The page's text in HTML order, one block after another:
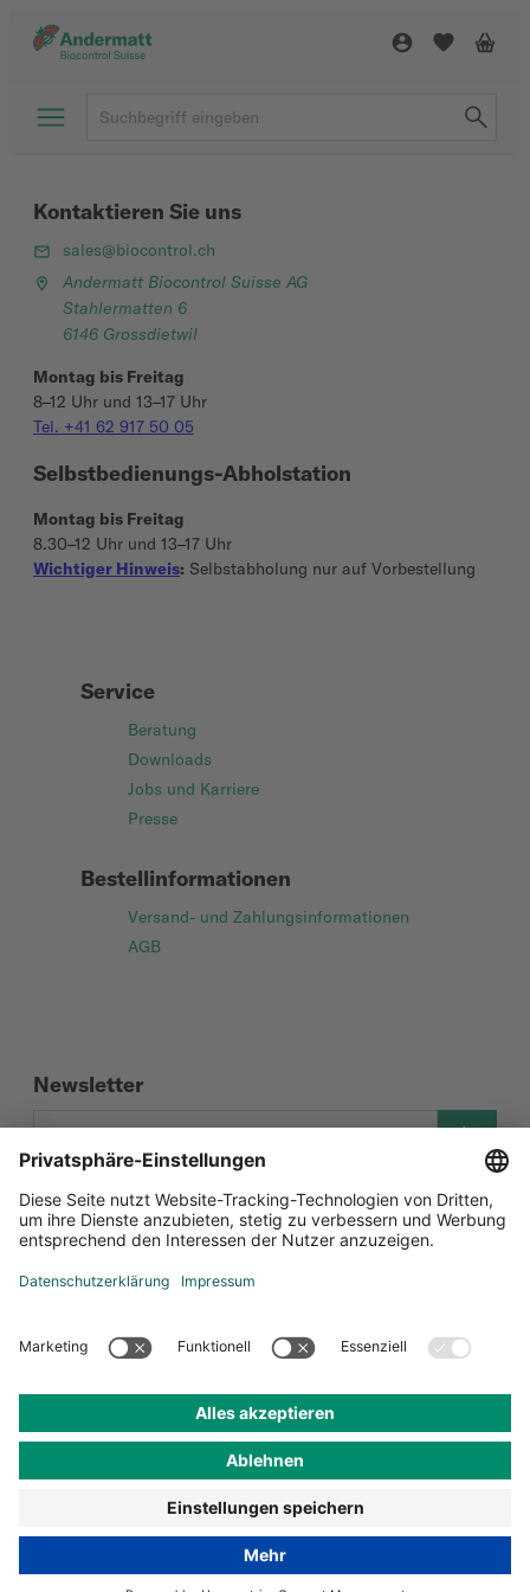
Service
Beratung
Downloads
Jobs und Karriere
Presse
Bestellinformationen
Versand- und Zahlungsinformationen
AGB
Newsletter
Social Media
Kontaktieren Sie uns
sales@biocontrol.ch
Andermatt Biocontrol Suisse AG
Stahlermatten 6
6146 Grossdietwil
Montag bis Freitag
8–12 Uhr und 13–17 Uhr
Tel. +41 62 917 50 05
Selbstbedienungs-Abholstation
Montag bis Freitag
8.30–12 Uhr und 13–17 Uhr
Wichtiger Hinweis: Selbstabholung nur auf Vorbestellung
Datenschutz-Einstellungen Datenschutz